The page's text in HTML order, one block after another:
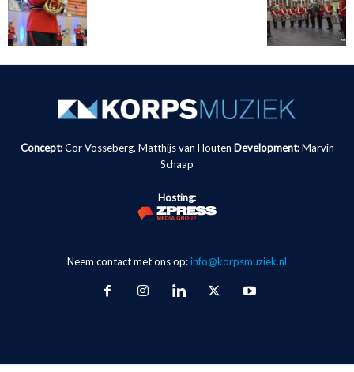
Concept:Cor Vosseberg, Matthijs van Houten Development: Marvin
Schaap
Hosting:
Neem contact met ons op:info@korpsmuziek.nl